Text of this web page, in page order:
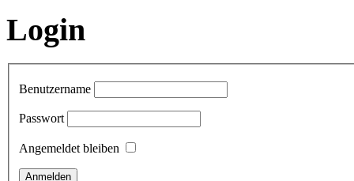
Login
Benutzername
Passwort
Angemeldet bleiben